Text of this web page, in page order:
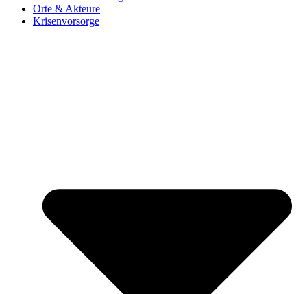
Orte & Akteure
Krisenvorsorge